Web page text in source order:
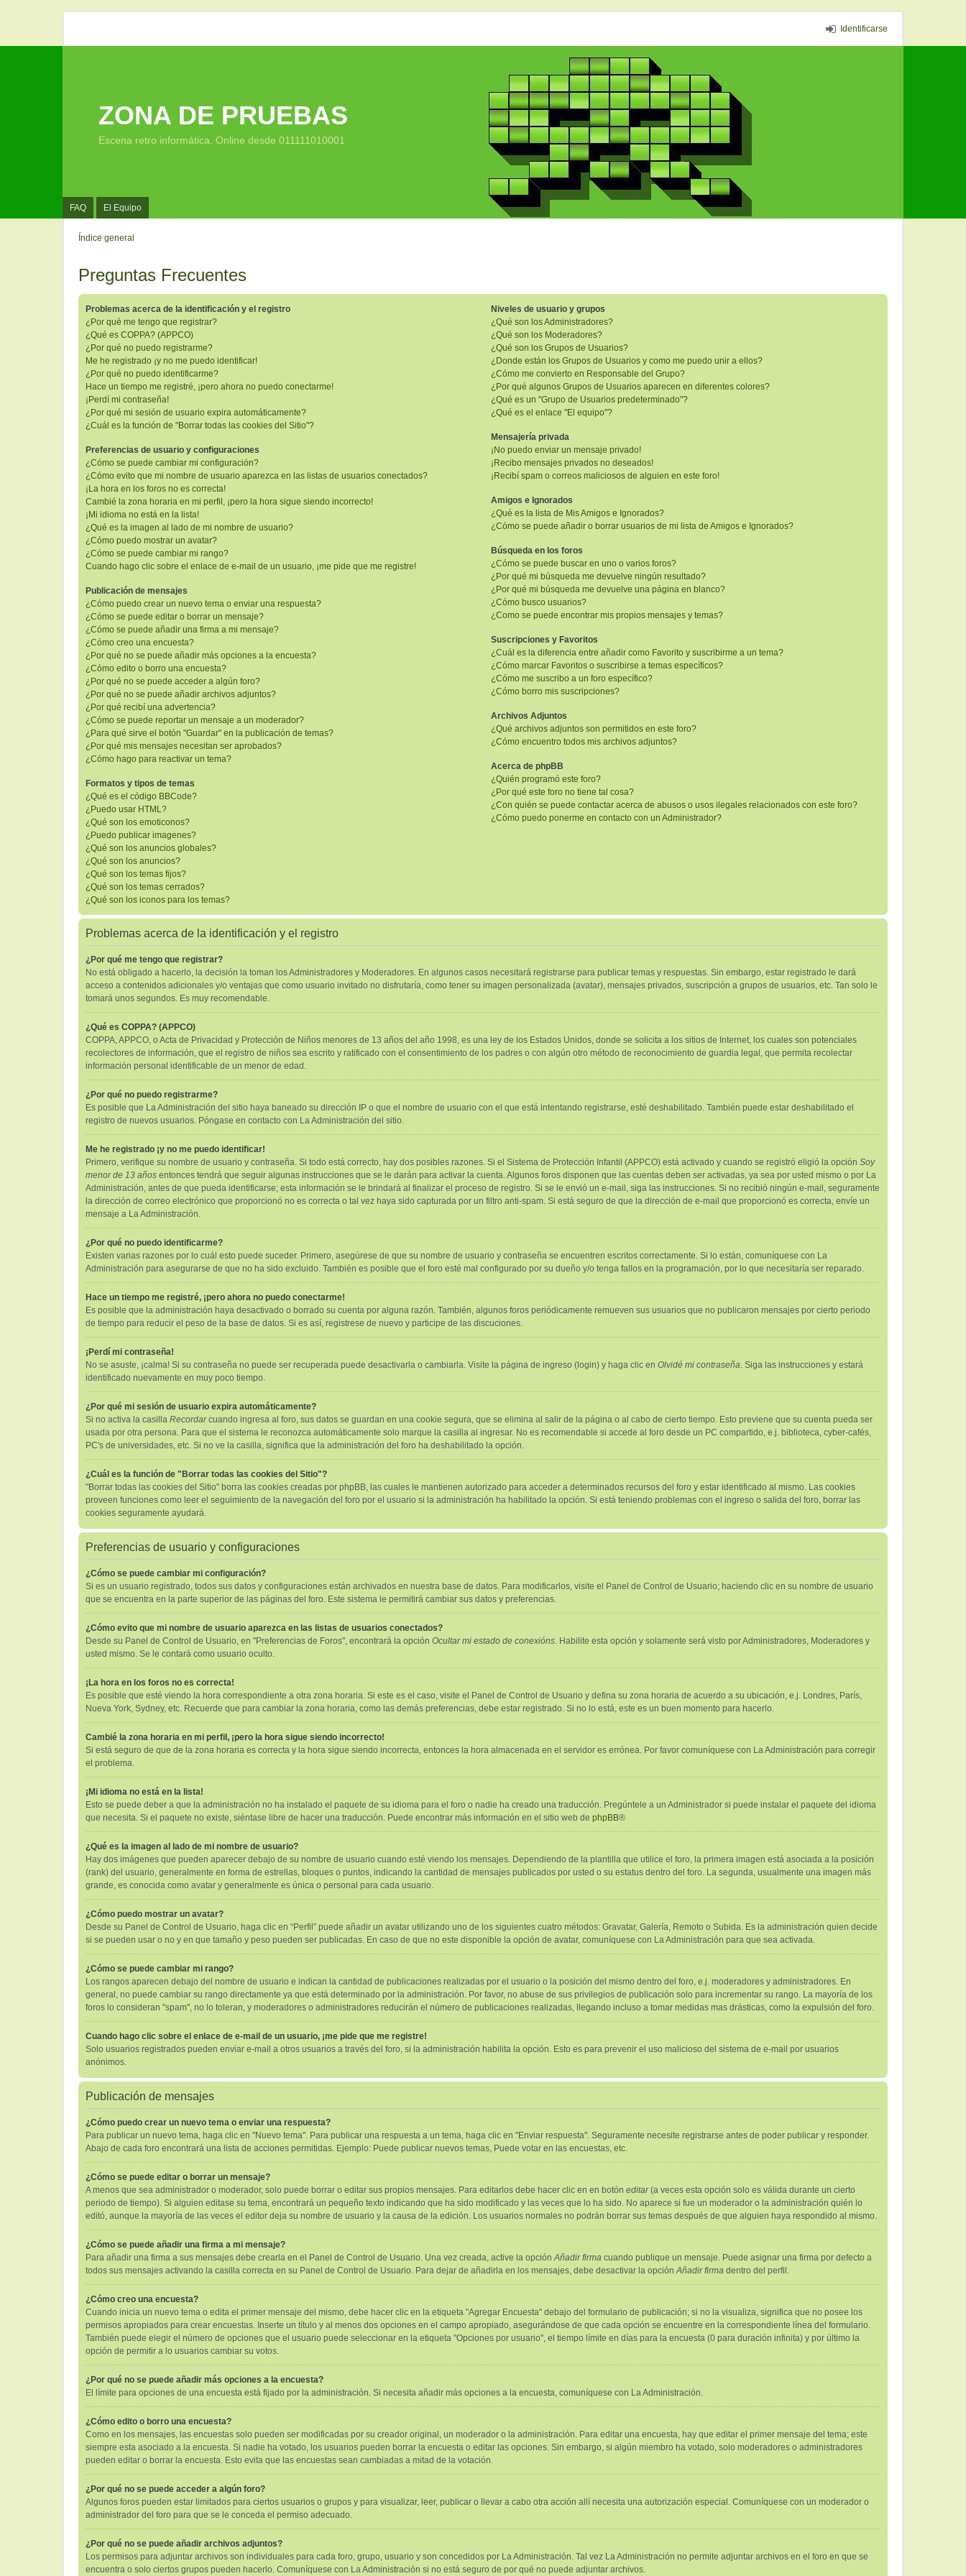
Identificarse
FAQ El Equipo
ZONA DE PRUEBAS
Escena retro informática. Online desde 011111010001
Índice general
Preguntas Frecuentes
Problemas acerca de la identificación y el registro
¿Por qué me tengo que registrar?
¿Qué es COPPA? (APPCO)
¿Por qué no puedo registrarme?
Me he registrado ¡y no me puedo identificar!
¿Por qué no puedo identificarme?
Hace un tiempo me registré, ¡pero ahora no puedo conectarme!
¡Perdí mi contraseña!
¿Por qué mi sesión de usuario expira automáticamente?
¿Cuál es la función de "Borrar todas las cookies del Sitio"?
Preferencias de usuario y configuraciones
¿Cómo se puede cambiar mi configuración?
¿Cómo evito que mi nombre de usuario aparezca en las listas de usuarios conectados?
¡La hora en los foros no es correcta!
Cambié la zona horaria en mi perfil, ¡pero la hora sigue siendo incorrecto!
¡Mi idioma no está en la lista!
¿Qué es la imagen al lado de mi nombre de usuario?
¿Cómo puedo mostrar un avatar?
¿Cómo se puede cambiar mi rango?
Cuando hago clic sobre el enlace de e-mail de un usuario, ¡me pide que me registre!
Publicación de mensajes
¿Cómo puedo crear un nuevo tema o enviar una respuesta?
¿Cómo se puede editar o borrar un mensaje?
¿Cómo se puede añadir una firma a mi mensaje?
¿Cómo creo una encuesta?
¿Por qué no se puede añadir más opciones a la encuesta?
¿Cómo edito o borro una encuesta?
¿Por qué no se puede acceder a algún foro?
¿Por qué no se puede añadir archivos adjuntos?
¿Por qué recibí una advertencia?
¿Cómo se puede reportar un mensaje a un moderador?
¿Para qué sirve el botón "Guardar" en la publicación de temas?
¿Por qué mis mensajes necesitan ser aprobados?
¿Cómo hago para reactivar un tema?
Formatos y tipos de temas
¿Qué es el código BBCode?
¿Puedo usar HTML?
¿Qué son los emoticonos?
¿Puedo publicar imagenes?
¿Qué son los anuncios globales?
¿Qué son los anuncios?
¿Qué son los temas fijos?
¿Qué son los temas cerrados?
¿Qué son los iconos para los temas?
Niveles de usuario y grupos
¿Qué son los Administradores?
¿Qué son los Moderadores?
¿Qué son los Grupos de Usuarios?
¿Donde están los Grupos de Usuarios y como me puedo unir a ellos?
¿Cómo me convierto en Responsable del Grupo?
¿Por qué algunos Grupos de Usuarios aparecen en diferentes colores?
¿Qué es un "Grupo de Usuarios predeterminado"?
¿Qué es el enlace "El equipo"?
Mensajería privada
¡No puedo enviar un mensaje privado!
¡Recibo mensajes privados no deseados!
¡Recibí spam o correos maliciosos de alguien en este foro!
Amigos e Ignorados
¿Qué es la lista de Mis Amigos e Ignorados?
¿Cómo se puede añadir o borrar usuarios de mi lista de Amigos e Ignorados?
Búsqueda en los foros
¿Cómo se puede buscar en uno o varios foros?
¿Por qué mi búsqueda me devuelve ningún resultado?
¿Por qué mi búsqueda me devuelve una página en blanco?
¿Cómo busco usuarios?
¿Como se puede encontrar mis propios mensajes y temas?
Suscripciones y Favoritos
¿Cuál es la diferencia entre añadir como Favorito y suscribirme a un tema?
¿Cómo marcar Favoritos o suscribirse a temas específicos?
¿Cómo me suscribo a un foro específico?
¿Cómo borro mis suscripciones?
Archivos Adjuntos
¿Qué archivos adjuntos son permitidos en este foro?
¿Cómo encuentro todos mis archivos adjuntos?
Acerca de phpBB
¿Quién programó este foro?
¿Por qué este foro no tiene tal cosa?
¿Con quién se puede contactar acerca de abusos o usos ilegales relacionados con este foro?
¿Cómo puedo ponerme en contacto con un Administrador?
Problemas acerca de la identificación y el registro
¿Por qué me tengo que registrar?
No está obligado a hacerlo, la decisión la toman los Administradores y Moderadores. En algunos casos necesitará registrarse para publicar temas y respuestas. Sin embargo, estar registrado le dará
acceso a contenidos adicionales y/o ventajas que como usuario invitado no disfrutaría, como tener su imagen personalizada (avatar), mensajes privados, suscripción a grupos de usuarios, etc. Tan solo le
tomará unos segundos. Es muy recomendable.
¿Qué es COPPA? (APPCO)
COPPA, APPCO, o Acta de Privacidad y Protección de Niños menores de 13 años del año 1998, es una ley de los Estados Unidos, donde se solicita a los sitios de Internet, los cuales son potenciales
recolectores de información, que el registro de niños sea escrito y ratificado con el consentimiento de los padres o con algún otro método de reconocimiento de guardia legal, que permita recolectar
información personal identificable de un menor de edad.
¿Por qué no puedo registrarme?
Es posible que La Administración del sitio haya baneado su dirección IP o que el nombre de usuario con el que está intentando registrarse, esté deshabilitado. También puede estar deshabilitado el
registro de nuevos usuarios. Póngase en contacto con La Administración del sitio.
Me he registrado ¡y no me puedo identificar!
Primero, verifique su nombre de usuario y contraseña. Si todo está correcto, hay dos posibles razones. Si el Sistema de Protección Infantil (APPCO) está activado y cuando se registró eligió la opción Soy
menor de 13 años entonces tendrá que seguir algunas instrucciones que se le darán para activar la cuenta. Algunos foros disponen que las cuentas deben ser activadas, ya sea por usted mismo o por La
Administración, antes de que pueda identificarse; esta información se le brindará al finalizar el proceso de registro. Si se le envió un e-mail, siga las instrucciones. Si no recibió ningún e-mail, seguramente
la dirección de correo electrónico que proporcionó no es correcta o tal vez haya sido capturada por un filtro anti-spam. Si está seguro de que la dirección de e-mail que proporcionó es correcta, envíe un
mensaje a La Administración.
¿Por qué no puedo identificarme?
Existen varias razones por lo cuál esto puede suceder. Primero, asegúrese de que su nombre de usuario y contraseña se encuentren escritos correctamente. Si lo están, comuníquese con La
Administración para asegurarse de que no ha sido excluido. También es posible que el foro esté mal configurado por su dueño y/o tenga fallos en la programación, por lo que necesitaría ser reparado.
Hace un tiempo me registré, ¡pero ahora no puedo conectarme!
Es posible que la administración haya desactivado o borrado su cuenta por alguna razón. También, algunos foros periódicamente remueven sus usuarios que no publicaron mensajes por cierto periodo
de tiempo para reducir el peso de la base de datos. Si es así, registrese de nuevo y participe de las discuciones.
¡Perdí mi contraseña!
No se asuste, ¡calma! Si su contraseña no puede ser recuperada puede desactivarla o cambiarla. Visite la página de ingreso (login) y haga clic en Olvidé mi contraseña. Siga las instrucciones y estará
identificado nuevamente en muy poco tiempo.
¿Por qué mi sesión de usuario expira automáticamente?
Si no activa la casilla Recordarcuando ingresa al foro, sus datos se guardan en una cookie segura, que se elimina al salir de la página o al cabo de cierto tiempo. Esto previene que su cuenta pueda ser
usada por otra persona. Para que el sistema le reconozca automáticamente solo marque la casilla al ingresar. No es recomendable si accede al foro desde un PC compartido, e.j. biblioteca, cyber-cafés,
PC's de universidades, etc. Si no ve la casilla, significa que la administración del foro ha deshabilitado la opción.
¿Cuál es la función de "Borrar todas las cookies del Sitio"?
"Borrar todas las cookies del Sitio" borra las cookies creadas por phpBB, las cuales le mantienen autorizado para acceder a determinados recursos del foro y estar identificado al mismo. Las cookies
proveen funciones como leer el seguimiento de la navegación del foro por el usuario si la administración ha habilitado la opción. Si está teniendo problemas con el ingreso o salida del foro, borrar las
cookies seguramente ayudará.
Preferencias de usuario y configuraciones
¿Cómo se puede cambiar mi configuración?
Si es un usuario registrado, todos sus datos y configuraciones están archivados en nuestra base de datos. Para modificarlos, visite el Panel de Control de Usuario; haciendo clic en su nombre de usuario
que se encuentra en la parte superior de las páginas del foro. Este sistema le permitirá cambiar sus datos y preferencias.
¿Cómo evito que mi nombre de usuario aparezca en las listas de usuarios conectados?
Desde su Panel de Control de Usuario, en "Preferencias de Foros", encontrará la opción Ocultar mi estado de conexións. Habilite esta opción y solamente será visto por Administradores, Moderadores y
usted mismo. Se le contará como usuario oculto.
¡La hora en los foros no es correcta!
Es posible que esté viendo la hora correspondiente a otra zona horaria. Si este es el caso, visite el Panel de Control de Usuario y defina su zona horaria de acuerdo a su ubicación, e.j. Londres, París,
Nueva York, Sydney, etc. Recuerde que para cambiar la zona horaria, como las demás preferencias, debe estar registrado. Si no lo está, este es un buen momento para hacerlo.
Cambié la zona horaria en mi perfil, ¡pero la hora sigue siendo incorrecto!
Si está seguro de que de la zona horaria es correcta y la hora sigue siendo incorrecta, entonces la hora almacenada en el servidor es errónea. Por favor comuníquese con La Administración para corregir
el problema.
¡Mi idioma no está en la lista!
Esto se puede deber a que la administración no ha instalado el paquete de su idioma para el foro o nadie ha creado una traducción. Pregúntele a un Administrador si puede instalar el paquete del idioma
que necesita. Si el paquete no existe, siéntase libre de hacer una traducción. Puede encontrar más información en el sitio web de phpBB®
¿Qué es la imagen al lado de mi nombre de usuario?
Hay dos imágenes que pueden aparecer debajo de su nombre de usuario cuando esté viendo los mensajes. Dependiendo de la plantilla que utilice el foro, la primera imagen está asociada a la posición
(rank) del usuario, generalmente en forma de estrellas, bloques o puntos, indicando la cantidad de mensajes publicados por usted o su estatus dentro del foro. La segunda, usualmente una imagen más
grande, es conocida como avatar y generalmente es única o personal para cada usuario.
¿Cómo puedo mostrar un avatar?
Desde su Panel de Control de Usuario, haga clic en “Perfil” puede añadir un avatar utilizando uno de los siguientes cuatro métodos: Gravatar, Galería, Remoto o Subida. Es la administración quien decide
si se pueden usar o no y en que tamaño y peso pueden ser publicadas. En caso de que no este disponible la opción de avatar, comuníquese con La Administración para que sea activada.
¿Cómo se puede cambiar mi rango?
Los rangos aparecen debajo del nombre de usuario e indican la cantidad de publicaciones realizadas por el usuario o la posición del mismo dentro del foro, e.j. moderadores y administradores. En
general, no puede cambiar su rango directamente ya que está determinado por la administración. Por favor, no abuse de sus privilegios de publicación solo para incrementar su rango. La mayoría de los
foros lo consideran "spam", no lo toleran, y moderadores o administradores reducirán el número de publicaciones realizadas, llegando incluso a tomar medidas mas drásticas, como la expulsión del foro.
Cuando hago clic sobre el enlace de e-mail de un usuario, ¡me pide que me registre!
Solo usuarios registrados pueden enviar e-mail a otros usuarios a través del foro, si la administración habilita la opción. Esto es para prevenir el uso malicioso del sistema de e-mail por usuarios
anónimos.
Publicación de mensajes
¿Cómo puedo crear un nuevo tema o enviar una respuesta?
Para publicar un nuevo tema, haga clic en "Nuevo tema". Para publicar una respuesta a un tema, haga clic en "Enviar respuesta". Seguramente necesite registrarse antes de poder publicar y responder.
Abajo de cada foro encontrará una lista de acciones permitidas. Ejemplo: Puede publicar nuevos temas, Puede votar en las encuestas, etc.
¿Cómo se puede editar o borrar un mensaje?
A menos que sea administrador o moderador, solo puede borrar o editar sus propios mensajes. Para editarlos debe hacer clic en en botón editar(a veces esta opción solo es válida durante un cierto
periodo de tiempo). Si alguien editase su tema, encontrará un pequeño texto indicando que ha sido modificado y las veces que lo ha sido. No aparece si fue un moderador o la administración quién lo
editó, aunque la mayoría de las veces el editor deja su nombre de usuario y la causa de la edición. Los usuarios normales no podrán borrar sus temas después de que alguien haya respondido al mismo.
¿Cómo se puede añadir una firma a mi mensaje?
Para añadir una firma a sus mensajes debe crearla en el Panel de Control de Usuario. Una vez creada, active la opciónAñadir firma cuando publique un mensaje. Puede asignar una firma por defecto a
todos sus mensajes activando la casilla correcta en su Panel de Control de Usuario. Para dejar de añadirla en los mensajes, debe desactivar la opciónAñadir firma dentro del perfil.
¿Cómo creo una encuesta?
Cuando inicia un nuevo tema o edita el primer mensaje del mismo, debe hacer clic en la etiqueta "Agregar Encuesta" debajo del formulario de publicación; si no la visualiza, significa que no posee los
permisos apropiados para crear encuestas. Inserte un título y al menos dos opciones en el campo apropiado, asegurándose de que cada opción se encuentre en la correspondiente línea del formulario.
También puede elegir el número de opciones que el usuario puede seleccionar en la etiqueta "Opciones por usuario", el tiempo límite en días para la encuesta (0 para duración infinita) y por último la
opción de permitir a lo usuarios cambiar su votos.
¿Por qué no se puede añadir más opciones a la encuesta?
El límite para opciones de una encuesta está fijado por la administración. Si necesita añadir más opciones a la encuesta, comuníquese con La Administración.
¿Cómo edito o borro una encuesta?
Como en los mensajes, las encuestas solo pueden ser modificadas por su creador original, un moderador o la administración. Para editar una encuesta, hay que editar el primer mensaje del tema; este
siempre esta asociado a la encuesta. Si nadie ha votado, los usuarios pueden borrar la encuesta o editar las opciones. Sin embargo, si algún miembro ha votado, solo moderadores o administradores
pueden editar o borrar la encuesta. Esto evita que las encuestas sean cambiadas a mitad de la votación.
¿Por qué no se puede acceder a algún foro?
Algunos foros pueden estar limitados para ciertos usuarios o grupos y para visualizar, leer, publicar o llevar a cabo otra acción allí necesita una autorización especial. Comuníquese con un moderador o
administrador del foro para que se le conceda el permiso adecuado.
¿Por qué no se puede añadir archivos adjuntos?
Los permisos para adjuntar archivos son individuales para cada foro, grupo, usuario y son concedidos por La Administración. Tal vez La Administración no permite adjuntar archivos en el foro en que se
encuentra o solo ciertos grupos pueden hacerlo. Comuníquese con La Administración si no está seguro de por qué no puede adjuntar archivos.